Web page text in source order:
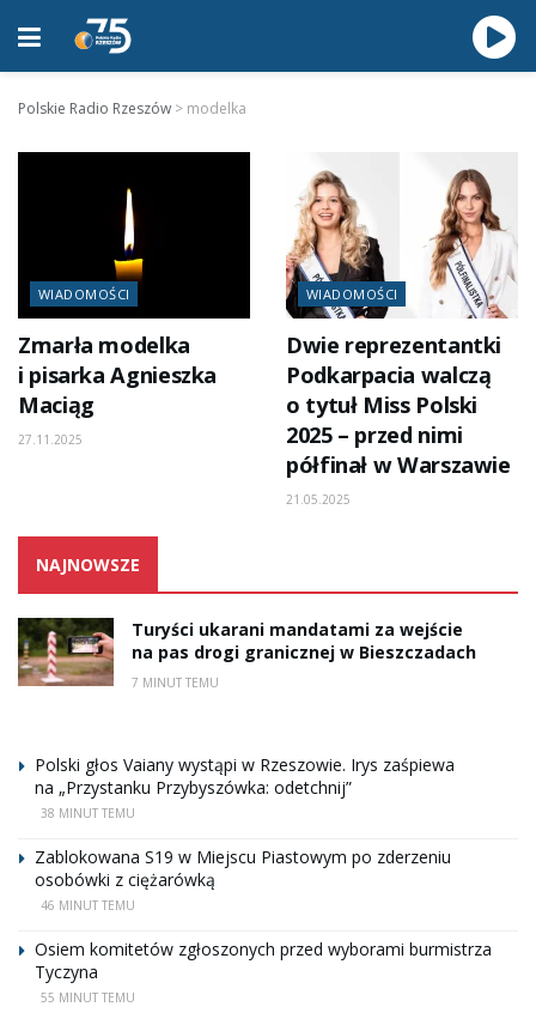
Polskie Radio Rzeszów > modelka
WIADOMOŚCI
Zmarła modelka
i pisarka Agnieszka
Maciąg
27.11.2025
WIADOMOŚCI
Dwie reprezentantki
Podkarpacia walczą
o tytuł Miss Polski
2025 – przed nimi
półfinał w Warszawie
21.05.2025
NAJNOWSZE
Turyści ukarani mandatami za wejście
na pas drogi granicznej w Bieszczadach
7 MINUT TEMU
Polski głos Vaiany wystąpi w Rzeszowie. Irys zaśpiewa
na „Przystanku Przybyszówka: odetchnij”
38 MINUT TEMU
Zablokowana S19 w Miejscu Piastowym po zderzeniu
osobówki z ciężarówką
46 MINUT TEMU
Osiem komitetów zgłoszonych przed wyborami burmistrza
Tyczyna
55 MINUT TEMU